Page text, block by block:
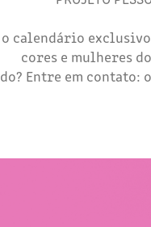
calendário
cores e mulheres
Entre em contato: